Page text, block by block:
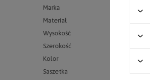
Marka
HUNTER
Materiał
Wysokość
Szerokość
Kolor
niebieski
Saszetka